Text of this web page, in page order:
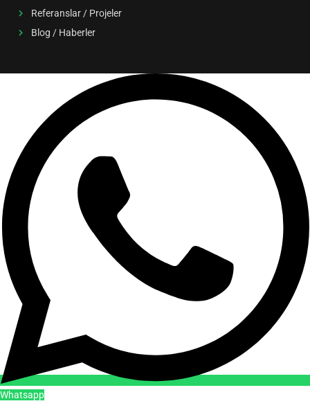
Referanslar / Projeler
Blog / Haberler
Whatsapp